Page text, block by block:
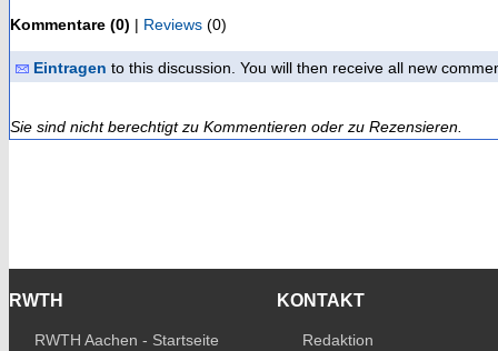
Kommentare (0) | Reviews (0)
Eintragen to this discussion. You will then receive all new
Sie sind nicht berechtigt zu Kommentieren oder zu Rezensieren.
RWTH
RWTH Aachen - Startseite
KONTAKT
Redaktion